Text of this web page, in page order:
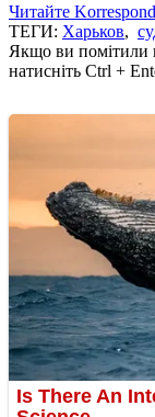
Читайте
ТЕГИ: Харьков,
Якщо ви помітили
натисніть Ctrl +